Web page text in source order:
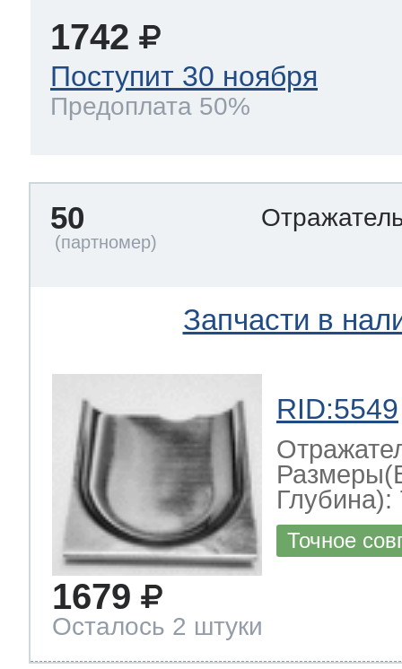
1742
Поступит 30 ноября
Предоплата 50%
50
Запчасти в
RID:5549
Глубина):
Точное
1679
Осталось 2 штуки